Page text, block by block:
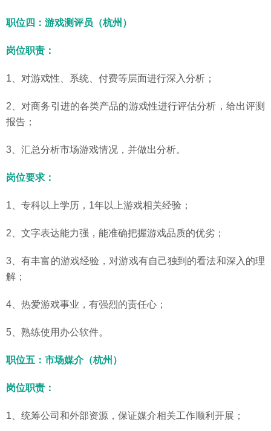
职位四：游戏测评员（杭州）
岗位职责：
1、对游戏性、系统、付费等层面进行深入分析；
2、对商务引进的各类产品的游戏性进行评估分析，给出评测
报告；
3、汇总分析市场游戏情况，并做出分析。
岗位要求：
1、专科以上学历，1年以上游戏相关经验；
2、文字表达能力强，能准确把握游戏品质的优劣；
3、有丰富的游戏经验，对游戏有自己独到的看法和深入的理
解；
4、热爱游戏事业，有强烈的责任心；
5、熟练使用办公软件。
职位五：市场媒介（杭州）
岗位职责：
1、统筹公司和外部资源，保证媒介相关工作顺利开展；